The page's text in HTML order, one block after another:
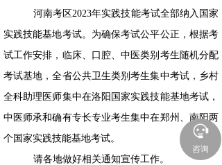
河南考区2023年实践技能考试全部纳入国家
实践技能基地考试。为确保考试公平公正，根据考
试工作安排，临床、口腔、中医类别考生随机分配
考试基地，全省公共卫生类别考生集中考试，乡村
全科助理医师集中在洛阳国家实践技能基地考试，
中医师承和确有专长专业考生集中在郑州、南阳两
个国家实践技能基地考试。
请各地做好相关通知宣传工作。
咨询